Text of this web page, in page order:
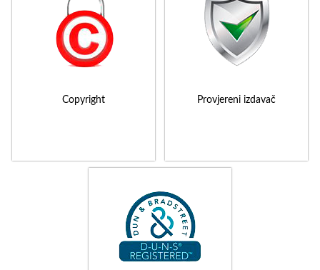
Copyright Provjereni izdavač